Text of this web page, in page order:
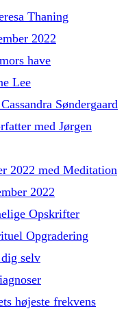
Thaning
2022
have
Lee
Søndergaard
med Jørgen
2022 med Meditation
2022
Opskrifter
Opgradering
selv
højeste frekvens